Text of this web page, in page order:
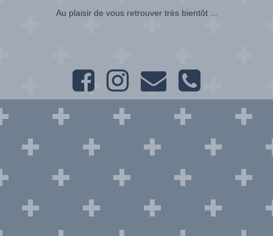
Au plaisir de vous retrouver très bientôt ...